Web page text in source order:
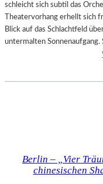
schleicht sich subtil das
Theatervorhang erhellt sich
Blick auf das Schlachtfeld
untermalten
Berlin – „Vier
chinesischen